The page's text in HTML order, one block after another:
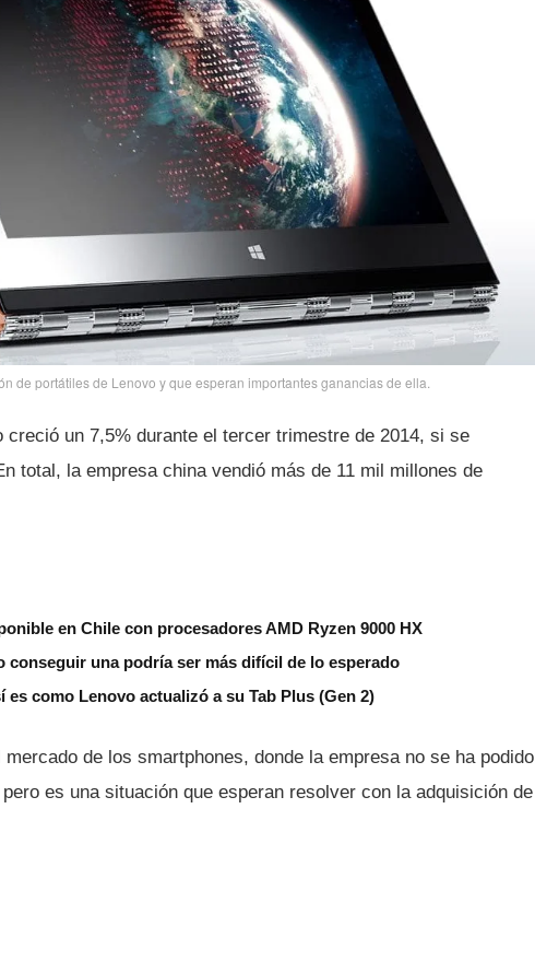
de portátiles de Lenovo y que esperan importantes ganancias de ella.
creció un 7,5% durante el tercer trimestre de 2014, si se
total, la empresa china vendió más de 11 mil millones de
en Chile con procesadores AMD Ryzen 9000 HX
conseguir una podría ser más difícil de lo esperado
como Lenovo actualizó a su Tab Plus (Gen 2)
de los smartphones, donde la empresa no se ha podido
es una situación que esperan resolver con la adquisición de